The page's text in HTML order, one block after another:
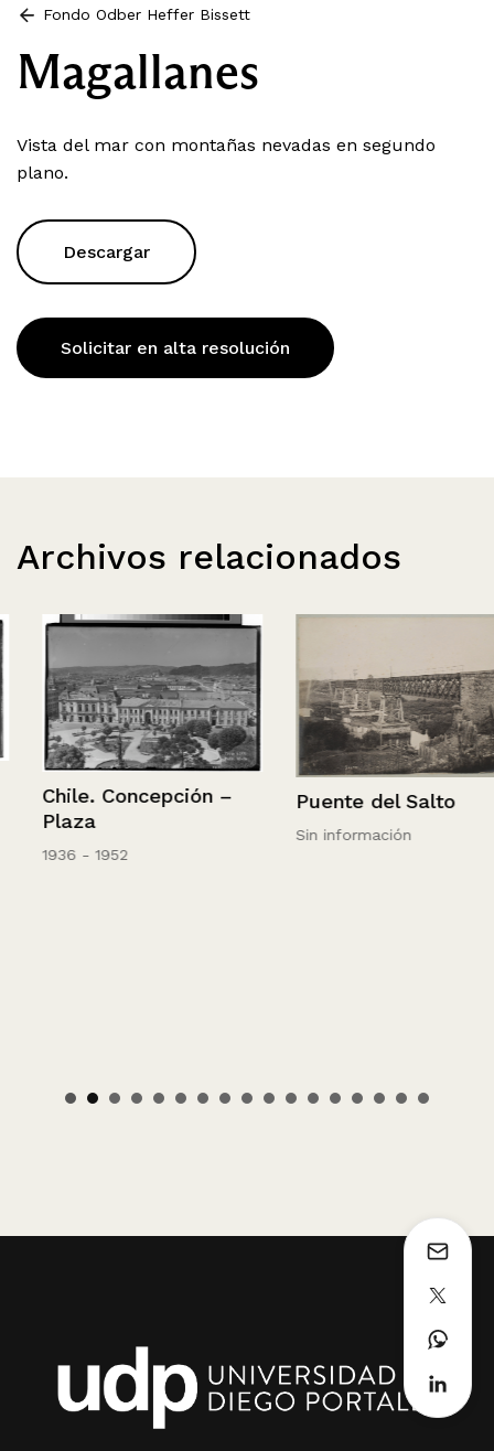
Fondo Odber Heffer Bissett
Magallanes
Vista del mar con montañas nevadas en segundo
plano.
Descargar
Solicitar en alta resolución
Archivos relacionados
Chile. Concepción –
Plaza
1936 - 1952
Puente del Salto
Sin información